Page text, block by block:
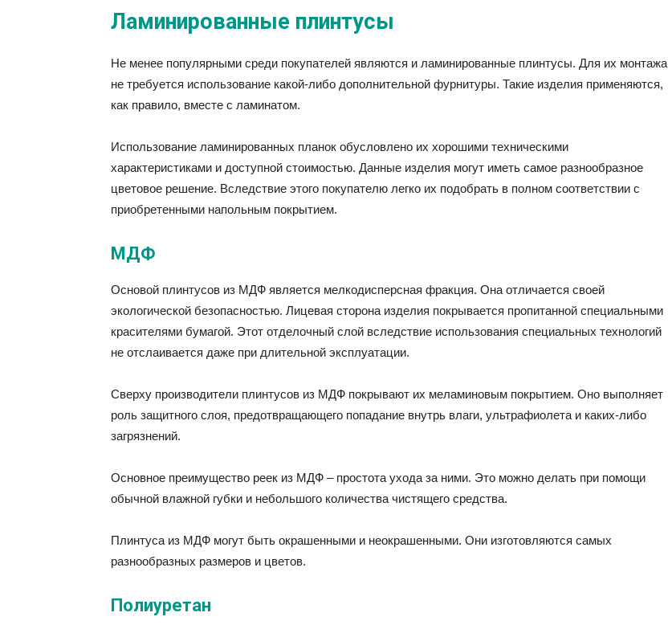
Ламинированные плинтусы
Не менее популярными среди покупателей являются и ламинированные плинтусы. Для их монтажа
не требуется использование какой-либо дополнительной фурнитуры. Такие изделия применяются,
как правило, вместе с ламинатом.
Использование ламинированных планок обусловлено их хорошими техническими
характеристиками и доступной стоимостью. Данные изделия могут иметь самое разнообразное
цветовое решение. Вследствие этого покупателю легко их подобрать в полном соответствии с
приобретенными напольным покрытием.
МДФ
Основой плинтусов из МДФ является мелкодисперсная фракция. Она отличается своей
экологической безопасностью. Лицевая сторона изделия покрывается пропитанной специальными
красителями бумагой. Этот отделочный слой вследствие использования специальных технологий
не отслаивается даже при длительной эксплуатации.
Сверху производители плинтусов из МДФ покрывают их меламиновым покрытием. Оно выполняет
роль защитного слоя, предотвращающего попадание внутрь влаги, ультрафиолета и каких-либо
загрязнений.
Основное преимущество реек из МДФ – простота ухода за ними. Это можно делать при помощи
обычной влажной губки и небольшого количества чистящего средства.
Плинтуса из МДФ могут быть окрашенными и неокрашенными. Они изготовляются самых
разнообразных размеров и цветов.
Полиуретан